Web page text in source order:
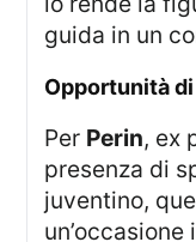
guida in un
opportunità
Per Perin, ex
presenza di
juventino,